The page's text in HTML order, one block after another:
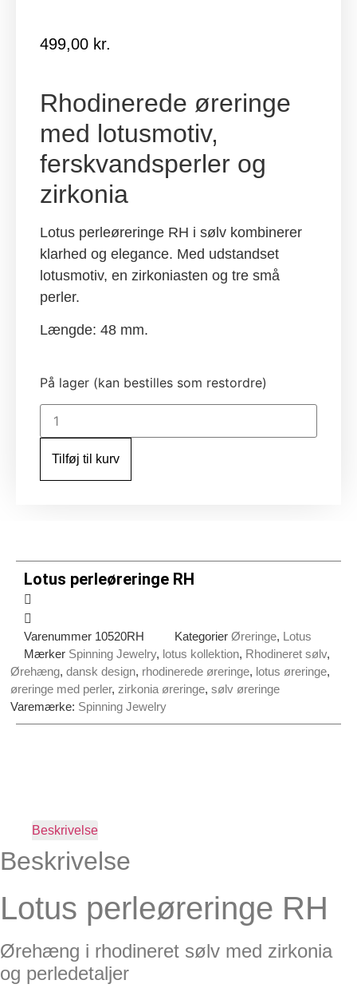
499,00 kr.
Rhodinerede øreringe
med lotusmotiv,
ferskvandsperler og
zirkonia
Lotus perleøreringe RH i sølv kombinerer
klarhed og elegance. Med udstandset
lotusmotiv, en zirkoniasten og tre små
perler.
Længde: 48 mm.
På lager (kan bestilles som restordre)
Lotus
perleøreringe
RH
Tilføj til kurv
Lotus perleøreringe RH
Varenummer 10520RH Kategorier Øreringe, Lotus
Mærker Spinning Jewelry, lotus kollektion, Rhodineret sølv,
Ørehæng, dansk design, rhodinerede øreringe, lotus øreringe,
øreringe med perler, zirkonia øreringe, sølv øreringe
Varemærke: Spinning Jewelry
Beskrivelse
Beskrivelse
Lotus perleøreringe RH
Ørehæng i rhodineret sølv med zirkonia
og perledetaljer